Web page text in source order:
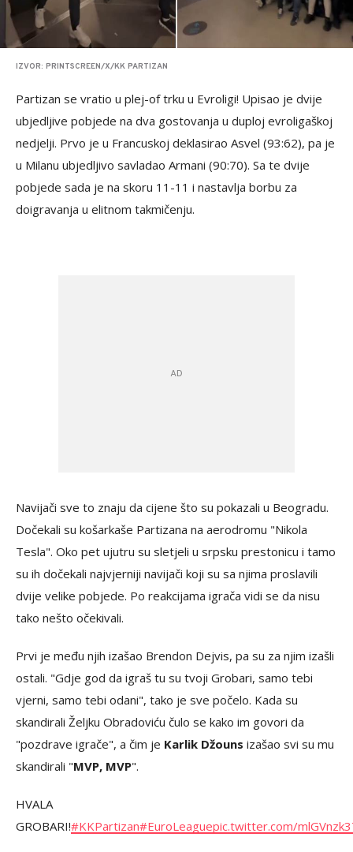
IZVOR: PRINTSCREEN/X/KK PARTIZAN
Partizan se vratio u plej-of trku u Evroligi! Upisao je dvije
ubjedljive pobjede na dva gostovanja u duploj evroligaškoj
nedjelji. Prvo je u Francuskoj deklasirao Asvel (93:62), pa je
u Milanu ubjedljivo savladao Armani (90:70). Sa te dvije
pobjede sada je na skoru 11-11 i nastavlja borbu za
doigravanja u elitnom takmičenju.
Navijači sve to znaju da cijene što su pokazali u Beogradu.
Dočekali su košarkaše Partizana na aerodromu "Nikola
Tesla". Oko pet ujutru su sletjeli u srpsku prestonicu i tamo
su ih dočekali najvjerniji navijači koji su sa njima proslavili
dvije velike pobjede. Po reakcijama igrača vidi se da nisu
tako nešto očekivali.
Prvi je među njih izašao Brendon Dejvis, pa su za njim izašli
ostali. "Gdje god da igraš tu su tvoji Grobari, samo tebi
vjerni, samo tebi odani", tako je sve počelo. Kada su
skandirali Željku Obradoviću čulo se kako im govori da
"pozdrave igrače", a čim je Karlik Džouns izašao svi su mu
skandirali "MVP, MVP".
HVALA
GROBARI!#KKPartizan#EuroLeaguepic.twitter.com/